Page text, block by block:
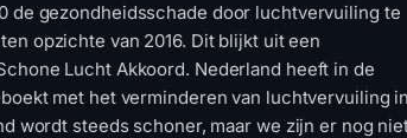
de gezondheidsschade door luchtvervuiling te
opzichte van 2016. Dit blijkt uit een
Lucht Akkoord. Nederland heeft in de
met het verminderen van luchtvervuiling
wordt steeds schoner, maar we zijn er nog